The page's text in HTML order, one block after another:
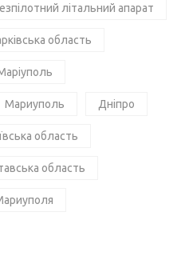
літальний апарат
область
Мариуполь Дніпро
область
область